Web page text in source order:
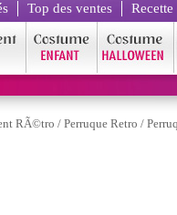
Top des ventes
RÃ©tro / Perruque Retro /